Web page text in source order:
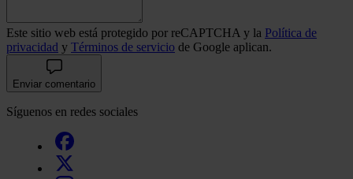
Este sitio web está protegido por reCAPTCHA y la Política de
privacidad y Términos de servicio de Google aplican.
Enviar comentario
Síguenos en redes sociales